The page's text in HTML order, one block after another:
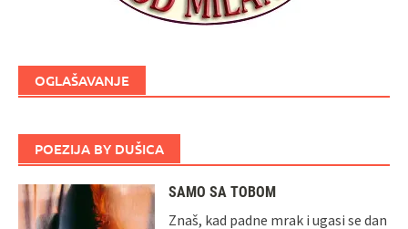
OGLAŠAVANJE
POEZIJA BY DUŠICA
SAMO SA TOBOM
Znaš, kad padne mrak i ugasi se dan